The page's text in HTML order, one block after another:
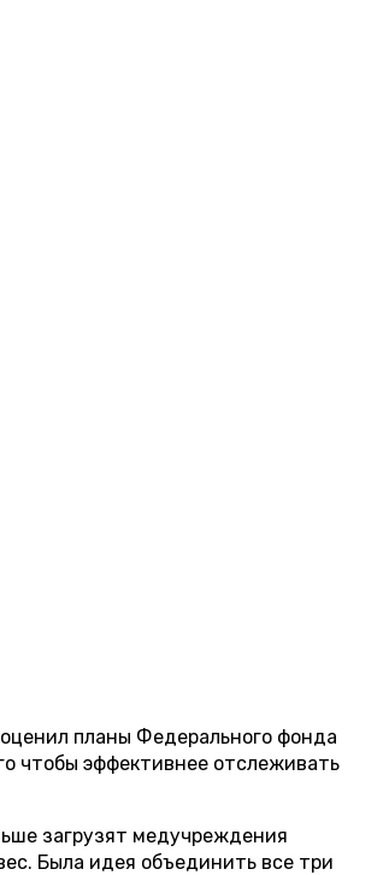
планы Федерального фонда
чтобы эффективнее отслеживать
загрузят медучреждения
Была идея объединить все три